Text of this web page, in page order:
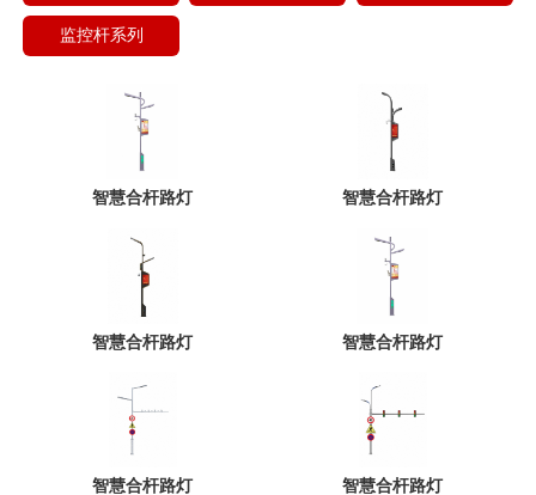
监控杆系列
智慧合杆路灯 智慧合杆路灯
智慧合杆路灯 智慧合杆路灯
智慧合杆路灯 智慧合杆路灯